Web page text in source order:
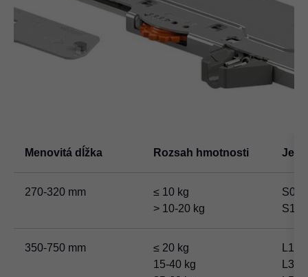
Menovitá dĺžka Rozsah hmotnosti
270-320 mm
≤ 10 kg
> 10-20 kg
S0
S1
350-750 mm
≤ 20 kg
15-40 kg
L1
L3